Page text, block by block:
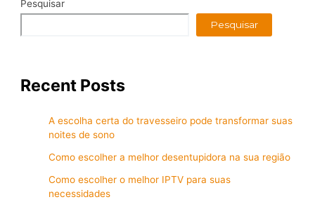
Pesquisar
Pesquisar
Recent Posts
A escolha certa do travesseiro pode transformar suas
noites de sono
Como escolher a melhor desentupidora na sua região
Como escolher o melhor IPTV para suas
necessidades